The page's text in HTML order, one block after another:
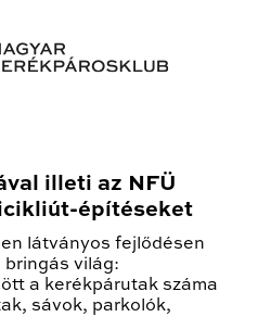
illeti az NFÜ
építéseket
látványos fejlődésen
bringás világ:
a kerékpárutak száma
sávok, parkolók,